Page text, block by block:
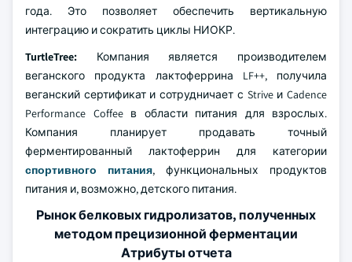
года. Это позволяет обеспечить вертикальную
интеграцию и сократить циклы НИОКР.
TurtleTree: Компания является производителем
веганского продукта лактоферрина LF++, получила
веганский сертификат и сотрудничает с Strive и Cadence
Performance Coffee в области питания для взрослых.
Компания планирует продавать точный
ферментированный лактоферрин для категории
спортивного питания, функциональных продуктов
питания и, возможно, детского питания.
Рынок белковых гидролизатов, полученных
методом прецизионной ферментации
Атрибуты отчета